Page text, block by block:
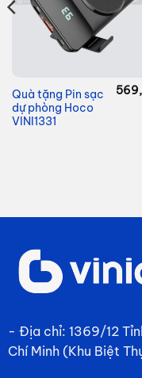
Quà tặng Pin sạc
dự phòng Hoco
VINI1331
- Địa chỉ: 1369/12
Chí Minh (Khu Biệt